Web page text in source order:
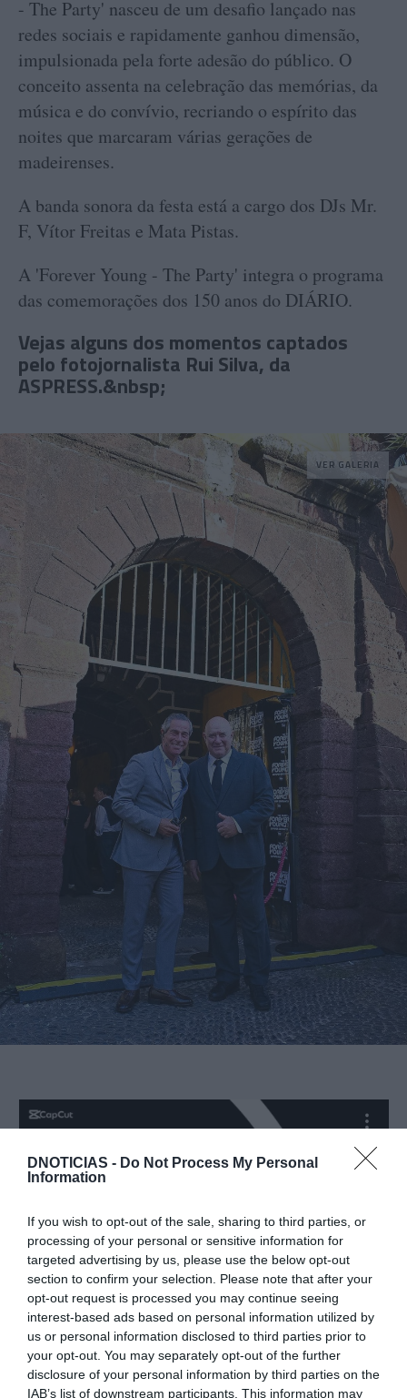
DNOTICIAS - Do Not Process My Personal
Information
If you wish to opt-out of the sale, sharing to third parties, or
processing of your personal or sensitive information for
targeted advertising by us, please use the below opt-out
section to confirm your selection. Please note that after your
opt-out request is processed you may continue seeing
interest-based ads based on personal information utilized by
us or personal information disclosed to third parties prior to
your opt-out. You may separately opt-out of the further
disclosure of your personal information by third parties on the
IAB’s list of downstream participants. This information may
- The Party' nasceu de um desafio lançado nas
redes sociais e rapidamente ganhou dimensão,
impulsionada pela forte adesão do público. O
conceito assenta na celebração das memórias, da
música e do convívio, recriando o espírito das
noites que marcaram várias gerações de
madeirenses.
A banda sonora da festa está a cargo dos DJs Mr.
F, Vítor Freitas e Mata Pistas.
A 'Forever Young - The Party' integra o programa
das comemorações dos 150 anos do DIÁRIO.
Vejas alguns dos momentos captados
pelo fotojornalista Rui Silva, da
ASPRESS.&nbsp;
VER GALERIA
Vídeo DR